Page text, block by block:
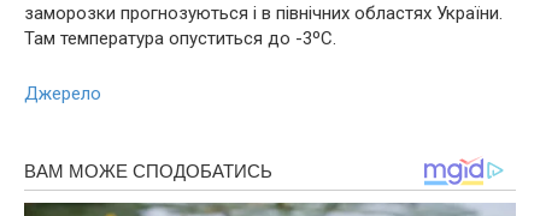
заморозки прогнозуються і в північних областях України.
Там температура опуститься до -3ºС.
Джерело